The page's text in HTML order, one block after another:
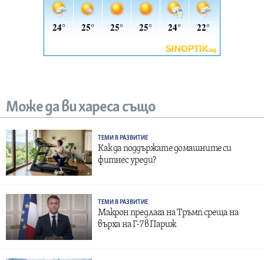
Може да ви хареса също
ТЕМИ В РАЗВИТИЕ
Как да поддържате домашните си
фитнес уреди?
ТЕМИ В РАЗВИТИЕ
Макрон предлага на Тръмп среща на
върха на Г-7 в Париж